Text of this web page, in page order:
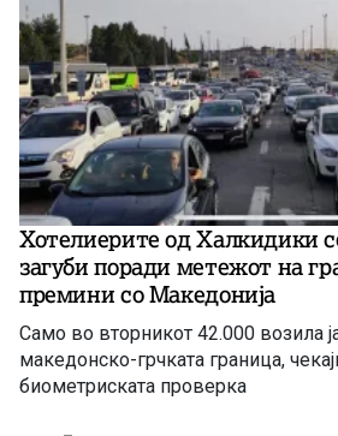
Хотелиерите од Халкидики
загуби поради метежот на
премини со Македонија
Само во вторникот 42.000 возила
македонско-грчката граница,
биометриската проверка